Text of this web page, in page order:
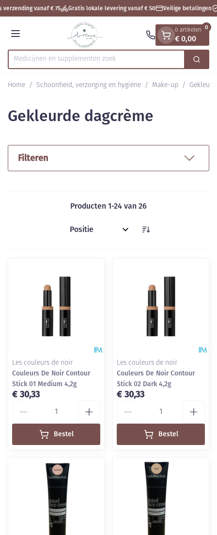
Ga naar de inhoud
1 van 1vanaf € 75 Gratis lokale levering vanaf € 50 Veilige betalingen
Menu
Product, merk, categorie...
Medicijnen en Zoek
0 artikelen
€ 0,00
0
Home / Schoonheid, verzorging en hygiëne / Make-up /
Gekleurde dagcrème
Filteren
Producten 1-24 van 26
Sorteer op:
Les couleurs de noir
Couleurs De Noir Contour
Stick 01 Medium 4,2g
€ 30,33
Bestel
Les couleurs de noir
Couleurs De Noir Contour
Stick 02 Dark 4,2g
€ 30,33
Bestel